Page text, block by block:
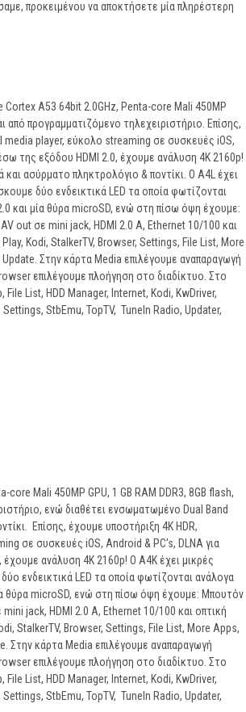
προκειμένου να αποκτήσετε μία πληρέστερη
A53 64bit 2.0GHz, Penta-core Mali 450MP
από προγραμματιζόμενο τηλεχειριστήριο. Επίσης,
media player, εύκολο streaming σε συσκευές iOS,
της εξόδου HDMI 2.0, έχουμε ανάλυση 4K 2160p!
ασύρματο πληκτρολόγιο & ποντίκι. Ο A4L έχει
δύο ενδεικτικά LED τα οποία φωτίζονται
και μία θύρα microSD, ενώ στη πίσω όψη έχουμε:
out σε mini jack, HDMI 2.0 A, Ethernet 10/100 και
Kodi, StalkerTV, Browser, Settings, File List, More
Στην κάρτα Media επιλέγουμε αναπαραγωγή
επιλέγουμε πλοήγηση στο διαδίκτυο. Στο
List, HDD Manager, Internet, Kodi, KwDriver,
StbEmu, TopTV, TuneIn Radio, Updater,
Mali 450MP GPU, 1 GB RAM DDR3, 8GB flash,
ενώ διαθέτει ενσωματωμένο Dual Band
Επίσης, έχουμε υποστήριξη 4K HDR,
σε συσκευές iOS, Android & PC’s, DLNA για
ανάλυση 4K 2160p! Ο A4K έχει μικρές
ενδεικτικά LED τα οποία φωτίζονται ανάλογα
θύρα microSD, ενώ στη πίσω όψη έχουμε: Μπουτόν
jack, HDMI 2.0 A, Ethernet 10/100 και οπτική
StalkerTV, Browser, Settings, File List, More Apps,
Στην κάρτα Media επιλέγουμε αναπαραγωγή
επιλέγουμε πλοήγηση στο διαδίκτυο. Στο
List, HDD Manager, Internet, Kodi, KwDriver,
StbEmu, TopTV, TuneIn Radio, Updater,